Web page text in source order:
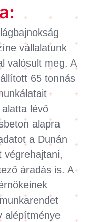
vállalatunk
valósult meg. A
65 tonnás
lévő
alapra
a Dunán
végrehajtani,
áradás is. A
alépítménye